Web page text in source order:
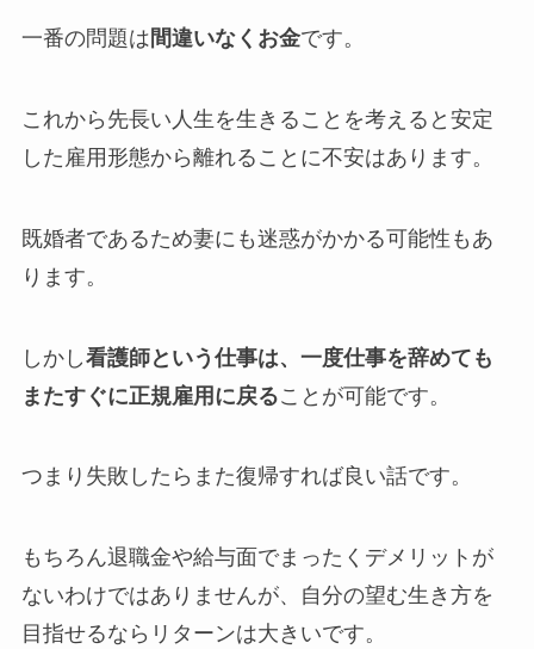
一番の問題は 間違いなくお金です。
これから先長い人生を生きることを考えると安定
した雇用形態から離れることに不安はあります。
既婚者であるため妻にも迷惑がかかる可能性もあ
ります。
しかし看護師という仕事は、一度仕事を辞めても
またすぐに正規雇用に戻ることが可能です。
つまり失敗したらまた復帰すれば良い話です。
もちろん退職金や給与面でまったくデメリットが
ないわけではありませんが、自分の望む生き方を
目指せるならリターンは大きいです。